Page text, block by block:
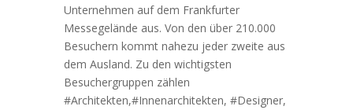
Unternehmen auf dem Frankfurter
Messegelände aus. Von den über 210.000
Besuchern kommt nahezu jeder zweite aus
dem Ausland. Zu den wichtigsten
Besuchergruppen zählen
#Architekten,#Innenarchitekten, #Designer,